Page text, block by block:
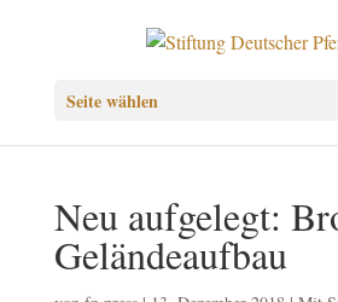
Seite wählen
Neu aufgelegt:
Geländeaufbau